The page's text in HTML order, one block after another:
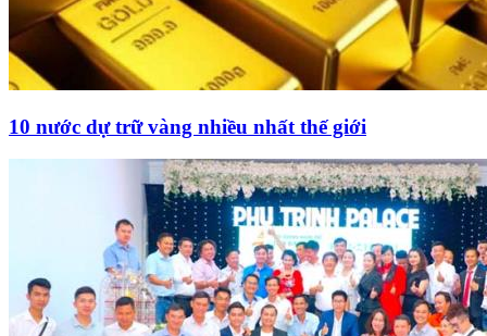
10 nước dự trữ vàng nhiều nhất thế giới